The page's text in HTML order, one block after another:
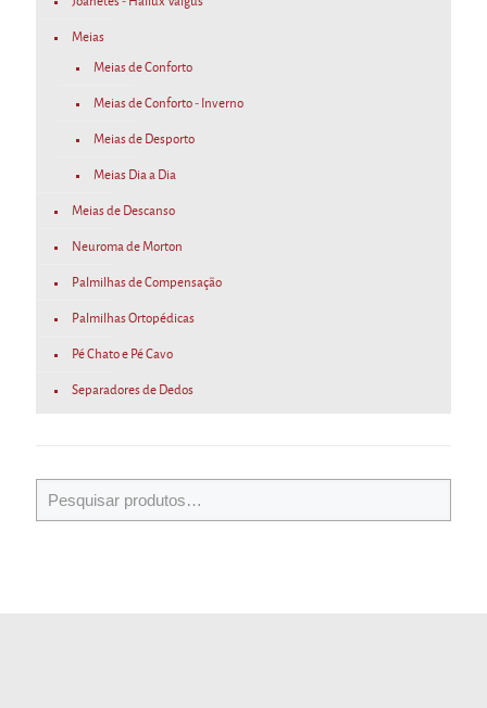
Meias
Meias de Conforto
Meias de Conforto - Inverno
Meias de Desporto
Meias Dia a Dia
Meias de Descanso
Neuroma de Morton
Palmilhas de Compensação
Palmilhas Ortopédicas
Pé Chato e Pé Cavo
Separadores de Dedos